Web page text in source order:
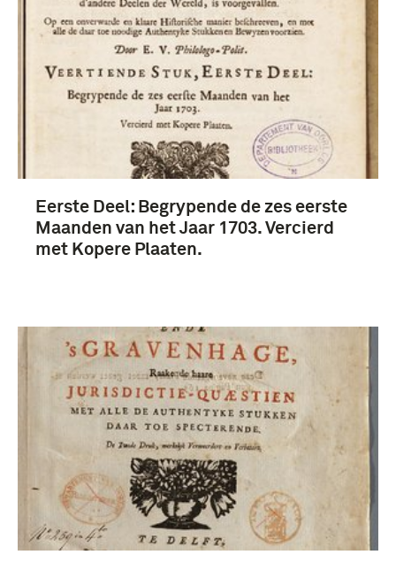
Eerste Deel: Begrypende de zes eerste
Maanden van het Jaar 1703. Vercierd
met Kopere Plaaten.